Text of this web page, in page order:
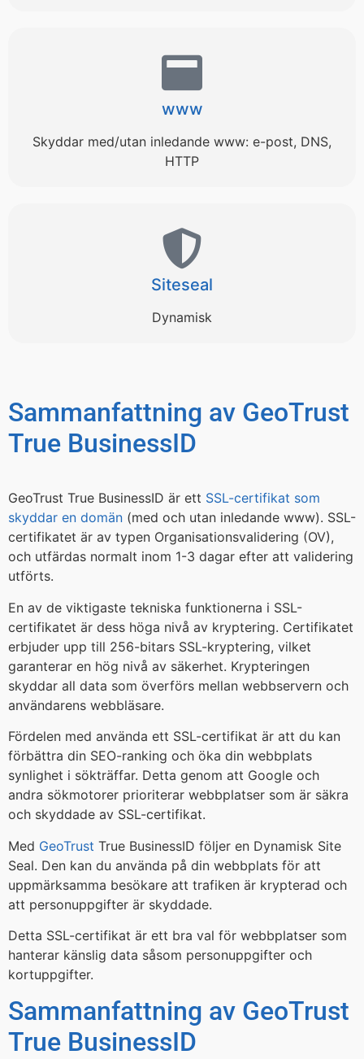
www
Skyddar med/utan inledande www: e-post, DNS,
HTTP
Siteseal
Dynamisk
Sammanfattning av GeoTrust
True BusinessID
GeoTrust True BusinessID är ett SSL-certifikat som
skyddar en domän (med och utan inledande www). SSL-
certifikatet är av typen Organisationsvalidering (OV),
och utfärdas normalt inom 1-3 dagar efter att validering
utförts.
En av de viktigaste tekniska funktionerna i SSL-
certifikatet är dess höga nivå av kryptering. Certifikatet
erbjuder upp till 256-bitars SSL-kryptering, vilket
garanterar en hög nivå av säkerhet. Krypteringen
skyddar all data som överförs mellan webbservern och
användarens webbläsare.
Fördelen med använda ett SSL-certifikat är att du kan
förbättra din SEO-ranking och öka din webbplats
synlighet i sökträffar. Detta genom att Google och
andra sökmotorer prioriterar webbplatser som är säkra
och skyddade av SSL-certifikat.
Med GeoTrust True BusinessID följer en Dynamisk Site
Seal. Den kan du använda på din webbplats för att
uppmärksamma besökare att trafiken är krypterad och
att personuppgifter är skyddade.
Detta SSL-certifikat är ett bra val för webbplatser som
hanterar känslig data såsom personuppgifter och
kortuppgifter.
Sammanfattning av GeoTrust
True BusinessID